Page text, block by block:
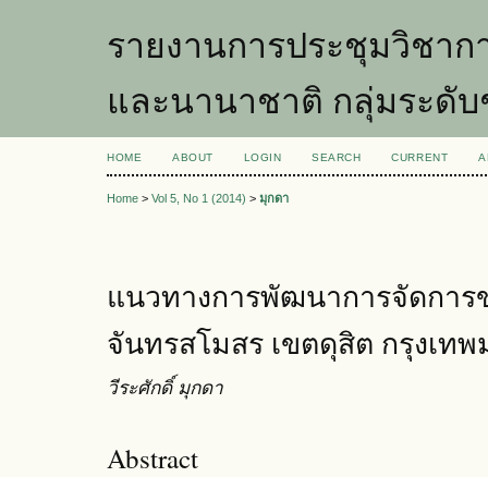
รายงานการประชุมวิชา
และนานาชาติ กลุ่มระดั
HOME ABOUT LOGIN SEARCH CURRENT
Home > Vol 5, No 1 (2014) > มุกดา
แนวทางการพัฒนาการจัดการ
จันทรสโมสร เขตดุสิต กรุงเท
วีระศักดิ์ มุกดา
Abstract